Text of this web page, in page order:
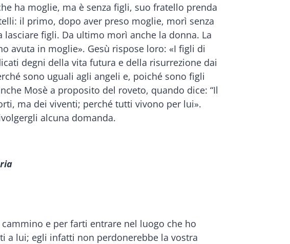
ha moglie, ma è senza figli, suo fratello prenda
il primo, dopo aver preso moglie, morì senza
figli. Da ultimo morì anche la donna. La
avuta in moglie». Gesù rispose loro: «I figli di
degni della vita futura e della risurrezione dai
sono uguali agli angeli e, poiché sono figli
Mosè a proposito del roveto, quando dice: “Il
ma dei viventi; perché tutti vivono per lui».
alcuna domanda.
e per farti entrare nel luogo che ho
a lui; egli infatti non perdonerebbe la vostra